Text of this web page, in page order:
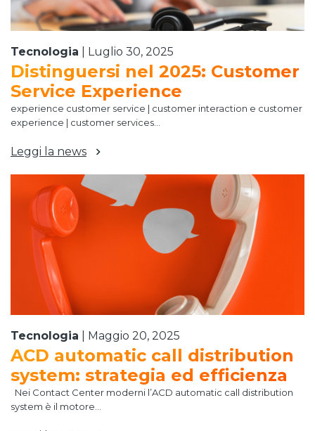
Tecnologia Luglio 30, 2025
Distinguersi nel 2025: Customer
Service Experience
experience customer service | customer interaction e customer
experience | customer services...
Leggi la news
Tecnologia Maggio 20, 2025
ACD automatic call distribution
system: strategia ed efficienza
Nei Contact Center moderni l’ACD automatic call distribution
system è il motore...